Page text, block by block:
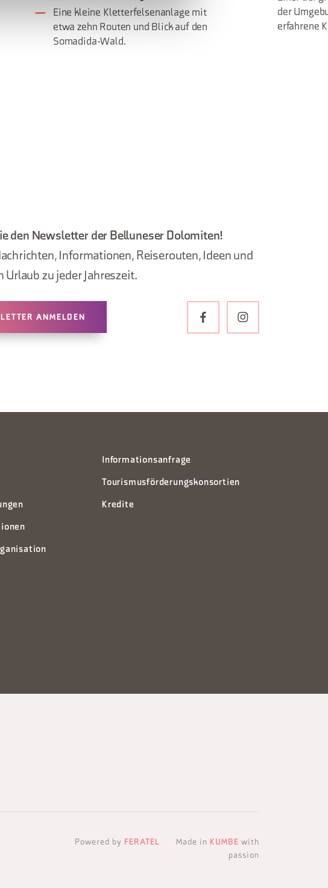
Eine kleine Kletterfelsenanlage mit
etwa zehn Routen und Blick auf den
Somadida-Wald.
der
erfahrene
den Newsletter der Belluneser Dolomiten!
Informationen, Reiserouten, Ideen und
Urlaub zu jeder Jahreszeit.
ANMELDEN
Informationsanfrage
Tourismusförderungskonsortien
Kredite
Powered by FERATEL Made in KUMBE with
passion